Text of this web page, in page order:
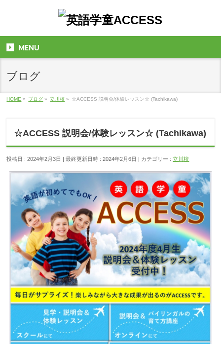
MENU
ブログ
HOME » ブログ » 立川校 » ☆ACCESS 説明会/体験レッスン☆ (Tachikawa)
☆ACCESS 説明会/体験レッスン☆ (Tachikawa)
投稿日 : 2024年2月3日 最終更新日時 : 2024年2月6日 カテゴリー :立川校